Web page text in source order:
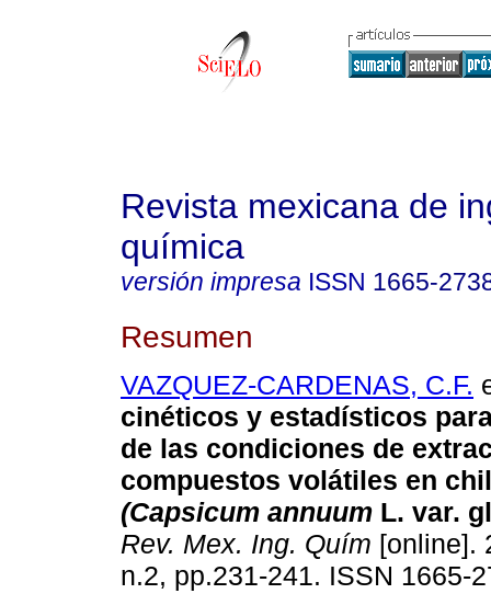
Revista mexicana de
química
versión impresa ISSN 1665-
Resumen
VAZQUEZ-CARDENAS, C.F.
cinéticos y estadísticos
de las condiciones de
compuestos volátiles en
(Capsicum annuum L. var.
Rev. Mex. Ing. Quím [online].
n.2, pp.231-241. ISSN 1665-